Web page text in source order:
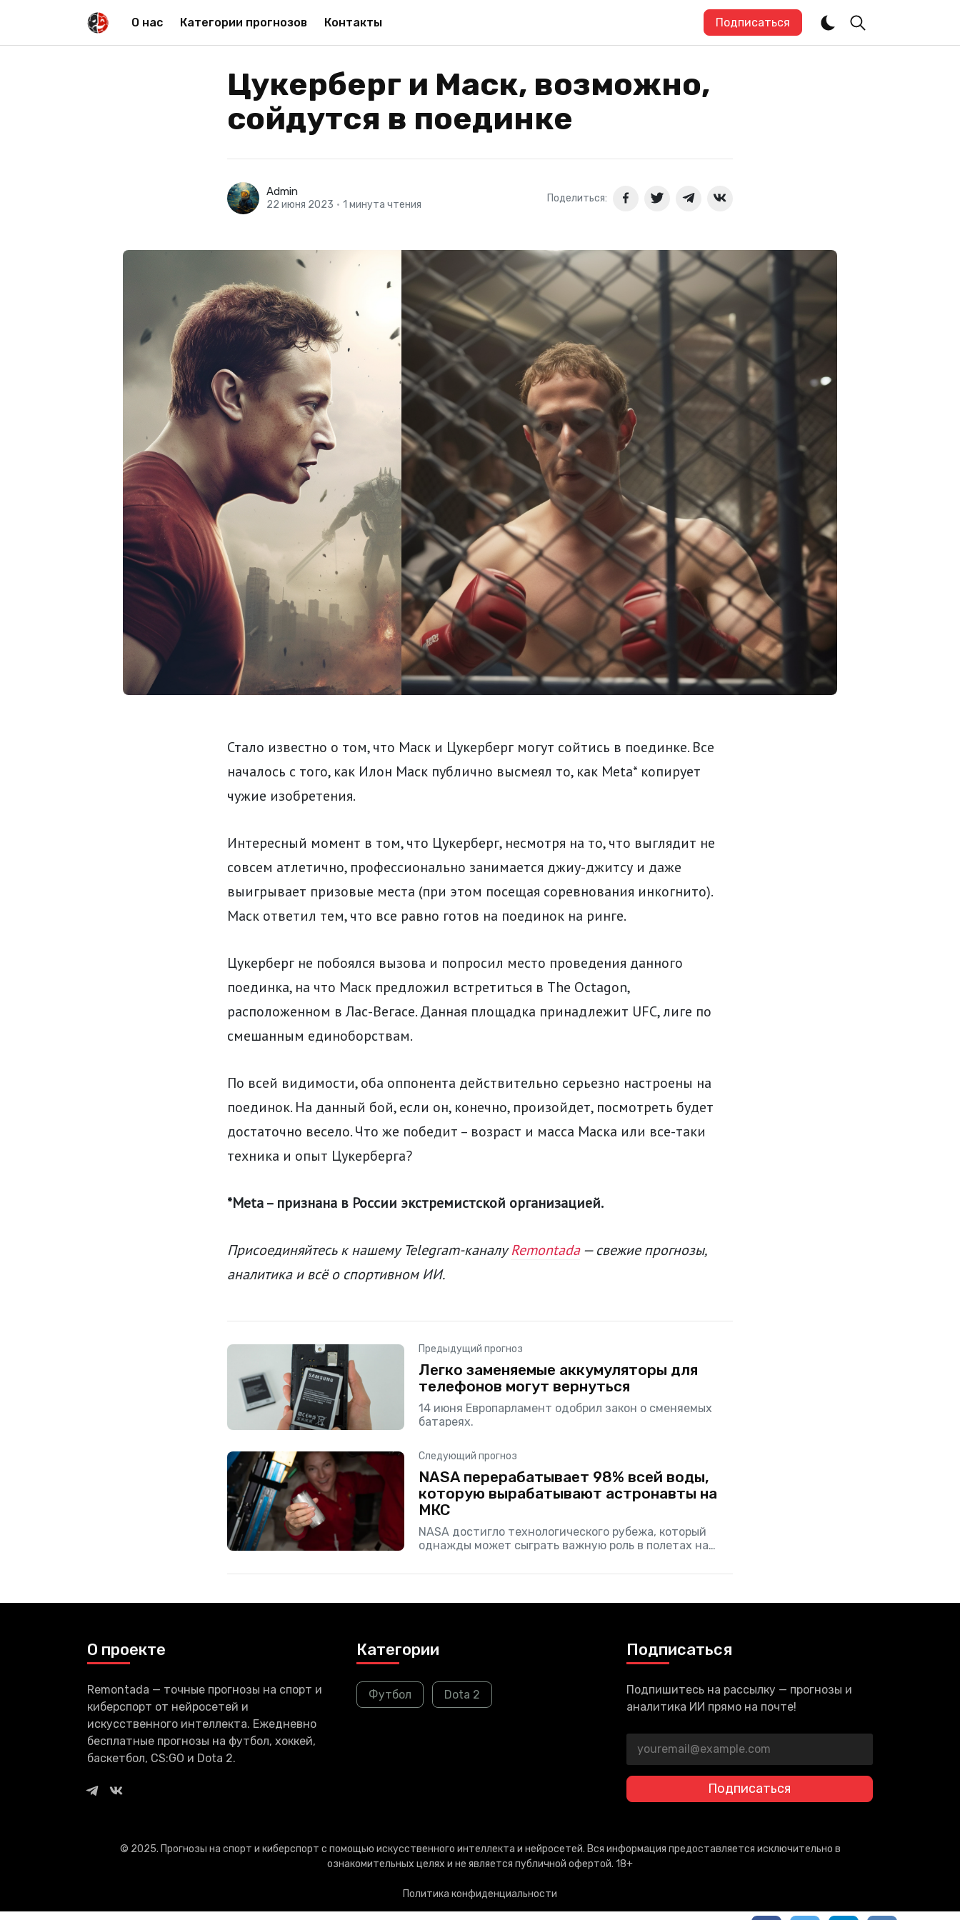
О нас Категории прогнозов Контакты Подписаться
Цукерберг и Маск, возможно,
сойдутся в поединке
Admin
22 июня 2023 • 1 минута чтения
Поделиться:
Стало известно о том, что Маск и Цукерберг могут сойтись в поединке. Все
началось с того, как Илон Маск публично высмеял то, как Meta* копирует
чужие изобретения.
Интересный момент в том, что Цукерберг, несмотря на то, что выглядит не
совсем атлетично, профессионально занимается джиу-джитсу и даже
выигрывает призовые места (при этом посещая соревнования инкогнито).
Маск ответил тем, что все равно готов на поединок на ринге.
Цукерберг не побоялся вызова и попросил место проведения данного
поединка, на что Маск предложил встретиться в The Octagon,
расположенном в Лас-Вегасе. Данная площадка принадлежит UFC, лиге по
смешанным единоборствам.
По всей видимости, оба оппонента действительно серьезно настроены на
поединок. На данный бой, если он, конечно, произойдет, посмотреть будет
достаточно весело. Что же победит – возраст и масса Маска или все-таки
техника и опыт Цукерберга?
*Meta – признана в России экстремистской организацией.
Присоединяйтесь к нашему Telegram-каналуRemontada— свежие прогнозы,
аналитика и всё о спортивном ИИ.
Предыдущий прогноз
Легко заменяемые аккумуляторы для
телефонов могут вернуться
14 июня Европарламент одобрил закон о сменяемых
батареях.
Следующий прогноз
NASA перерабатывает 98% всей воды,
которую вырабатывают астронавты на
МКС
NASA достигло технологического рубежа, который
однажды может сыграть важную роль в полетах на
агентство сообщило, что
О проекте
Remontada — точные прогнозы на спорт и
киберспорт от нейросетей и
искусственного интеллекта. Ежедневно
бесплатные прогнозы на футбол, хоккей,
баскетбол, CS:GO и Dota 2.
Категории
Футбол Dota 2
Подписаться
Подпишитесь на рассылку — прогнозы и
аналитика ИИ прямо на почте!
Подписаться
© 2025. Прогнозы на спорт и киберспорт с помощью искусственного интеллекта и нейросетей. Вся информация предоставляется исключительно в
ознакомительных целях и не является публичной офертой. 18+
Политика конфиденциальности